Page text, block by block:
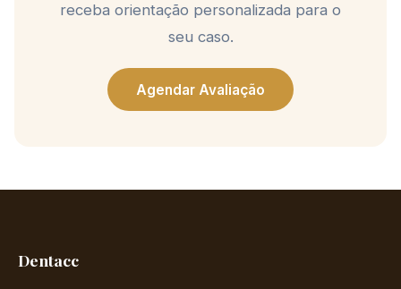
receba orientação personalizada para o
seu caso.
Agendar Avaliação
Dentacc